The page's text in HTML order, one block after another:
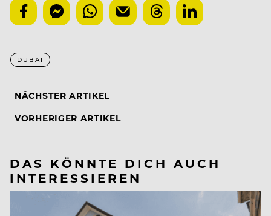
DUBAI
NÄCHSTER ARTIKEL
VORHERIGER ARTIKEL
DAS KÖNNTE DICH AUCH
INTERESSIEREN